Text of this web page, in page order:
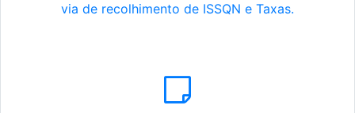
via de recolhimento de ISSQN e Taxas.